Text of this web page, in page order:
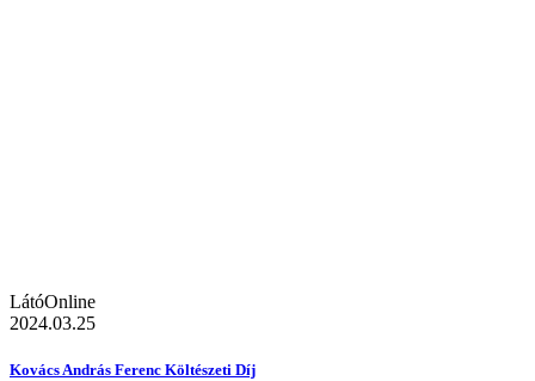
LátóOnline
2024.03.25
Kovács András Ferenc Költészeti Díj